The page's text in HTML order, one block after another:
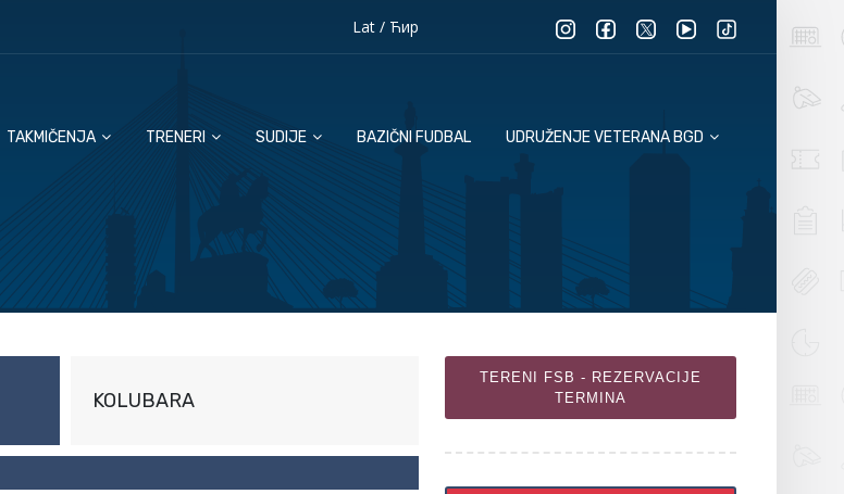
Lat/ Ћир
TAKMIČENJA TRENERI SUDIJE BAZIČNI FUDBAL UDRUŽENJE VETERANA BGD
KOLUBARA
TERENI FSB - REZERVACIJE
TERMINA